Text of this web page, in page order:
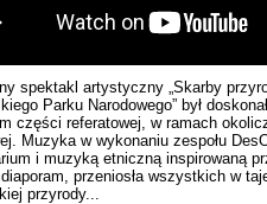
spektakl artystyczny „Skarby
Parku Narodowego” był
części referatowej, w ramach
Muzyka w wykonaniu zespołu
i muzyką etniczną inspirowaną
przeniosła wszystkich w
przyrody...